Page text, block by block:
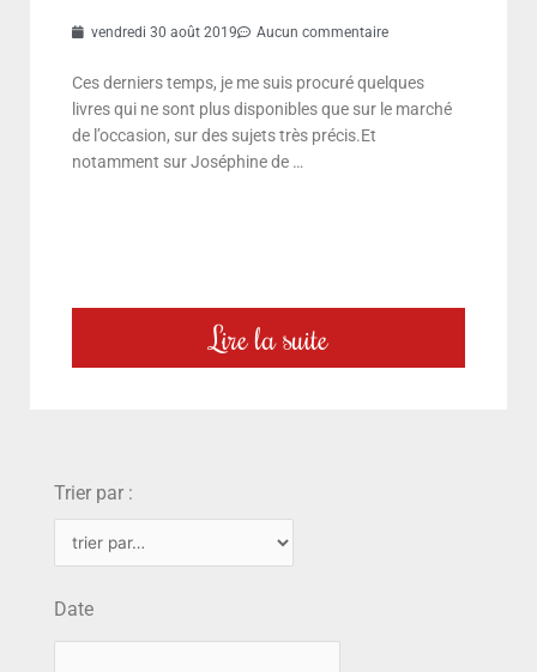
vendredi 30 août 2019 Aucun commentaire
Ces derniers temps, je me suis procuré quelques
livres qui ne sont plus disponibles que sur le marché
de l’occasion, sur des sujets très précis.Et
notamment sur Joséphine de …
Lire la suite
Trier par :
Date